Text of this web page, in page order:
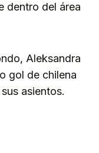
dentro del área
Aleksandra
gol de chilena
asientos.